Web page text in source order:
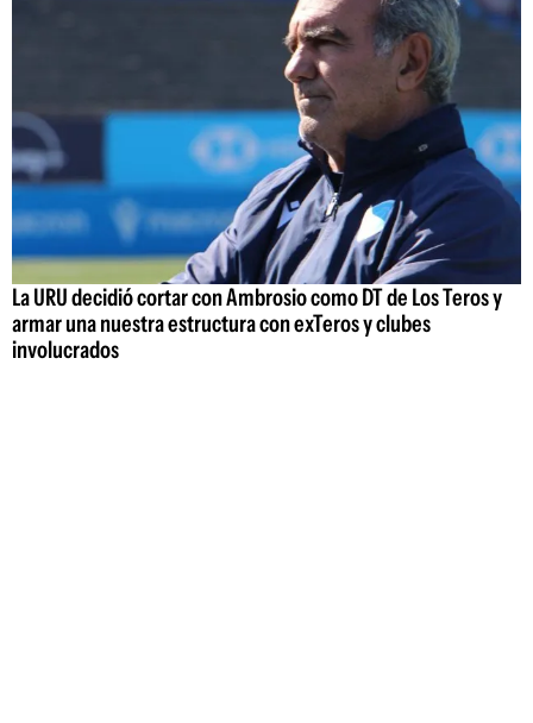
La URU decidió cortar con Ambrosio como DT de Los Teros y
armar una nuestra estructura con exTeros y clubes
involucrados